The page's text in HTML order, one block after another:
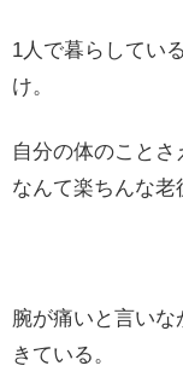
1人で暮らしてい
け。
自分の体のこと
なんて楽ちんな老
腕が痛いと言い
きている。